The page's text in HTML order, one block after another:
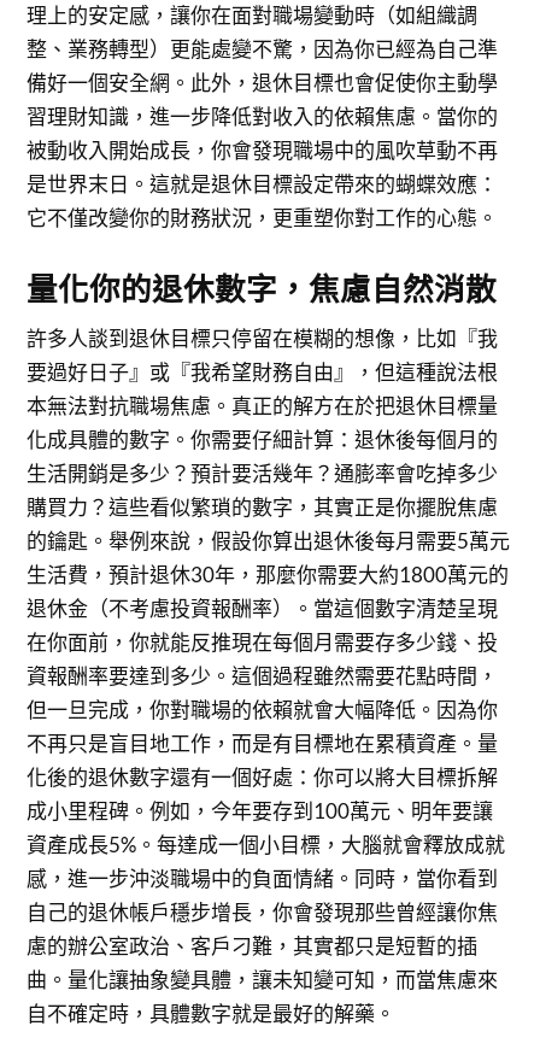
理上的安定感，讓你在面對職場變動時（如組織調
整、業務轉型）更能處變不驚，因為你已經為自己準
備好一個安全網。此外，退休目標也會促使你主動學
習理財知識，進一步降低對收入的依賴焦慮。當你的
被動收入開始成長，你會發現職場中的風吹草動不再
是世界末日。這就是退休目標設定帶來的蝴蝶效應：
它不僅改變你的財務狀況，更重塑你對工作的心態。
量化你的退休數字，焦慮自然消散
許多人談到退休目標只停留在模糊的想像，比如『我
要過好日子』或『我希望財務自由』，但這種說法根
本無法對抗職場焦慮。真正的解方在於把退休目標量
化成具體的數字。你需要仔細計算：退休後每個月的
生活開銷是多少？預計要活幾年？通膨率會吃掉多少
購買力？這些看似繁瑣的數字，其實正是你擺脫焦慮
的鑰匙。舉例來說，假設你算出退休後每月需要5萬元
生活費，預計退休30年，那麼你需要大約1800萬元的
退休金（不考慮投資報酬率）。當這個數字清楚呈現
在你面前，你就能反推現在每個月需要存多少錢、投
資報酬率要達到多少。這個過程雖然需要花點時間，
但一旦完成，你對職場的依賴就會大幅降低。因為你
不再只是盲目地工作，而是有目標地在累積資產。量
化後的退休數字還有一個好處：你可以將大目標拆解
成小里程碑。例如，今年要存到100萬元、明年要讓
資產成長5%。每達成一個小目標，大腦就會釋放成就
感，進一步沖淡職場中的負面情緒。同時，當你看到
自己的退休帳戶穩步增長，你會發現那些曾經讓你焦
慮的辦公室政治、客戶刁難，其實都只是短暫的插
曲。量化讓抽象變具體，讓未知變可知，而當焦慮來
自不確定時，具體數字就是最好的解藥。